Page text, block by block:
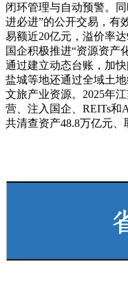
闭环管理与自动预警。
进必进”的公开交易，有
易额近20亿元，溢价率
国企积极推进“资源资产
通过建立动态台账，加
盐城等地还通过全域土
文旅产业资源。2025年
营、注入国企、REITs和
共清查资产48.8万亿元、